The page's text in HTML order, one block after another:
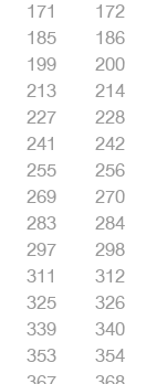
171 172
185 186
199 200
213 214
227 228
241 242
255 256
269 270
283 284
297 298
311 312
325 326
339 340
353 354